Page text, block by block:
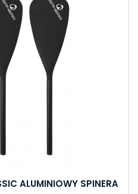
ALUMINIOWY SPINERA